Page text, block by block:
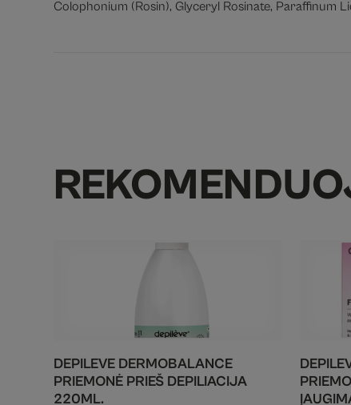
Colophonium (Rosin), Glyceryl Rosinate, Paraffinum
DEPILEVE DERMOBALANCE
PRIEMONĖ PRIEŠ DEPILIACIJA
220ML.